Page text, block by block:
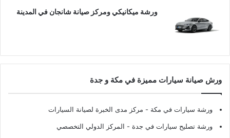
ورشة ميكانيكي ومركز صيانة شانجان في المدينة
ورش صيانة سيارات مميزة في مكة و جدة
ورشة سيارات في مكة - مركز مدى الخبرة لصيانة السيارات
ورشة تصليح سيارات في جدة - المركز الدولي التخصصي